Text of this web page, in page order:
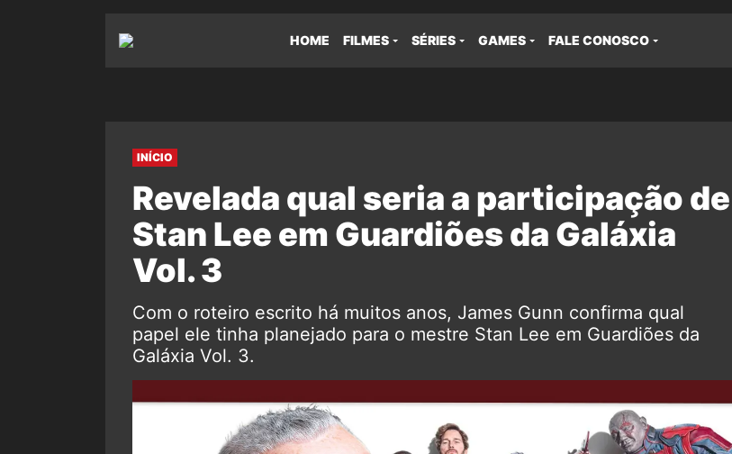
HOME FILMES SÉRIES GAMES FALE CONOSCO
INÍCIO
Revelada qual seria a participação de
Stan Lee em Guardiões da Galáxia
Vol. 3
Com o roteiro escrito há muitos anos, James Gunn confirma qual
papel ele tinha planejado para o mestre Stan Lee em Guardiões da
Galáxia Vol. 3.